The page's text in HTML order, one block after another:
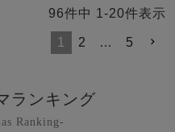
96件中 1 -20件表示
1 2 … 5
ランキング
Ranking-